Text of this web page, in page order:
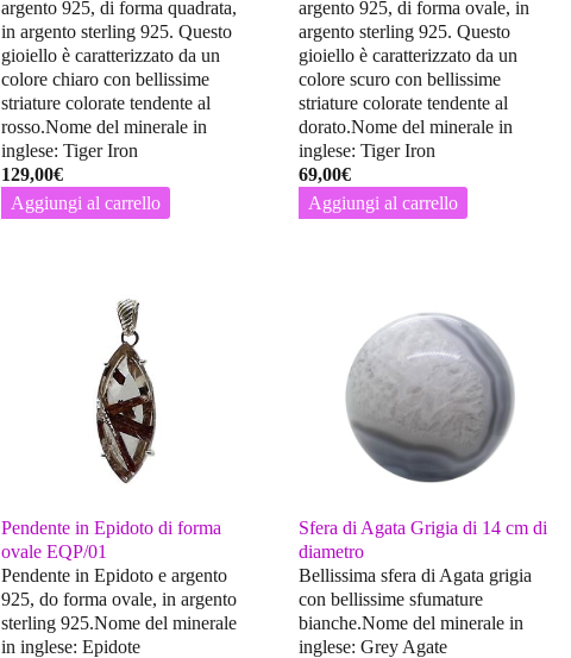
argento 925, di forma quadrata,
in argento sterling 925. Questo
gioiello è caratterizzato da un
colore chiaro con bellissime
striature colorate tendente al
rosso.Nome del minerale in
inglese: Tiger Iron
129,00€
Aggiungi al carrello
argento 925, di forma ovale, in
argento sterling 925. Questo
gioiello è caratterizzato da un
colore scuro con bellissime
striature colorate tendente al
dorato.Nome del minerale in
inglese: Tiger Iron
69,00€
Aggiungi al carrello
Pendente in Epidoto di forma
ovale EQP/01
Pendente in Epidoto e argento
925, do forma ovale, in argento
sterling 925.Nome del minerale
in inglese: Epidote
Sfera di Agata Grigia di 14 cm di
diametro
Bellissima sfera di Agata grigia
con bellissime sfumature
bianche.Nome del minerale in
inglese: Grey Agate